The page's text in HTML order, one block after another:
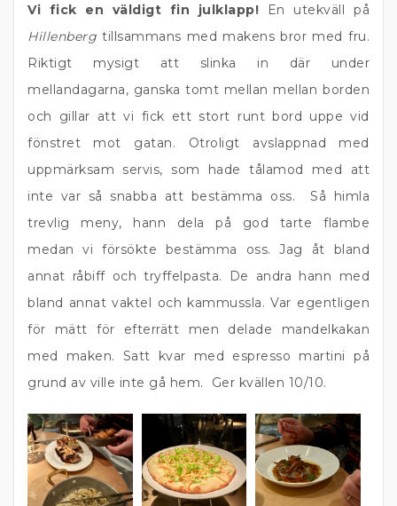
Vi fick en väldigt fin julklapp! En utekväll på
Hillenberg tillsammans med makens bror med fru.
Riktigt mysigt att slinka in där under
mellandagarna, ganska tomt mellan mellan borden
och gillar att vi fick ett stort runt bord uppe vid
fönstret mot gatan. Otroligt avslappnad med
uppmärksam servis, som hade tålamod med att
inte var så snabba att bestämma oss. Så himla
trevlig meny, hann dela på god tarte flambe
medan vi försökte bestämma oss. Jag åt bland
annat råbiff och tryffelpasta. De andra hann med
bland annat vaktel och kammussla. Var egentligen
för mätt för efterrätt men delade mandelkakan
med maken. Satt kvar med espresso martini på
grund av ville inte gå hem. Ger kvällen 10/10.